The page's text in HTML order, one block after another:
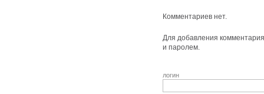
Комментариев нет.
Для добавления
и паролем.
логин